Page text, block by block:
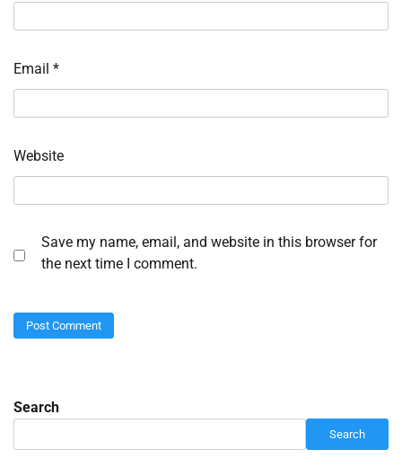
Email *
Website
Save my name, email, and website in this browser for
the next time I comment.
Search
Search